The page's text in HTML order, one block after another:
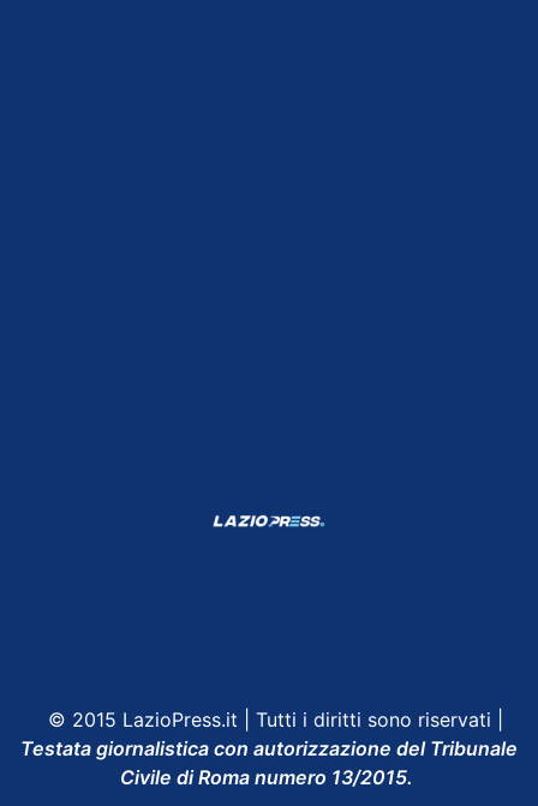
© 2015 LazioPress.it | Tutti i diritti sono riservati |
Testata giornalistica con autorizzazione del Tribunale
Civile di Roma numero 13/2015.